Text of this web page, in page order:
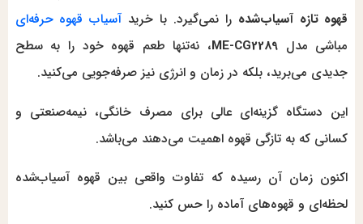
قهوه تازه آسیاب‌شده را نمی‌گیرد. با خرید آسیاب قهوه حرفه‌ای
مباشی مدل ME-CG2289، نه‌تنها طعم قهوه خود را به سطح
جدیدی می‌برید، بلکه در زمان و انرژی نیز صرفه‌جویی می‌کنید.
این دستگاه گزینه‌ای عالی برای مصرف خانگی، نیمه‌صنعتی و
کسانی که به تازگی قهوه اهمیت می‌دهند می‌باشد.
اکنون زمان آن رسیده که تفاوت واقعی بین قهوه آسیاب‌شده
لحظه‌ای و قهوه‌های آماده را حس کنید.